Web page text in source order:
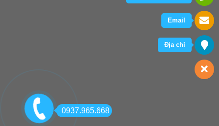
0937.965.668
Email
Địa chỉ